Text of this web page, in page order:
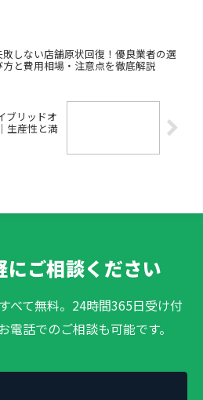
敗しない店舗原状回復！優良業者の選
方と費用相場・注意点を徹底解説
ブリッドオ
生産性と満
にご相談ください
べて無料。24時間365日受け付
電話でのご相談も可能です。